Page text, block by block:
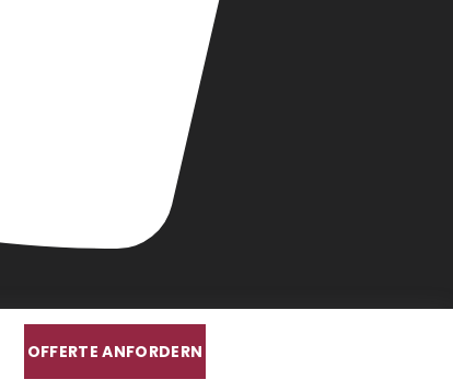
OFFERTE ANFORDERN